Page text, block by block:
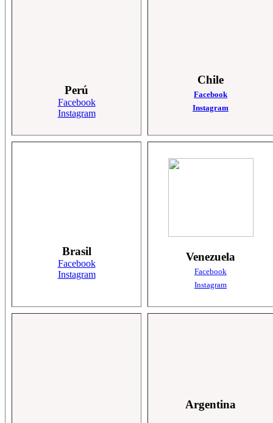
Perú
Facebook
Instagram
Chile
Facebook
Instagram
Brasil
Facebook
Instagram
Venezuela
Facebook
Instagram
Argentina